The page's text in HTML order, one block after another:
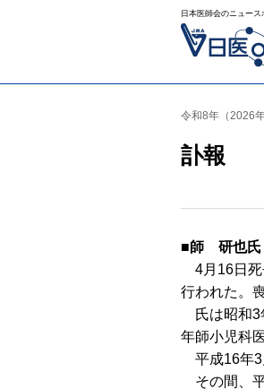
日本医師会のニュース
令和8年（2026
訃報
■師 研也氏
4月16日死
行われた。
氏は昭和3
年師小児科
平成16年3
その間、